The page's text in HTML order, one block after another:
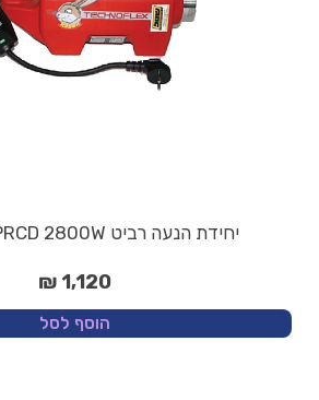
יחידת הנעה רביט M2800 + PRCD 2800W
1,120 ₪
הוסף לסל